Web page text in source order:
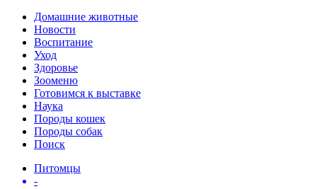
Домашние животные
Новости
Воспитание
Уход
Здоровье
Зооменю
Готовимся к выставке
Наука
Породы кошек
Породы собак
Поиск
Питомцы
-